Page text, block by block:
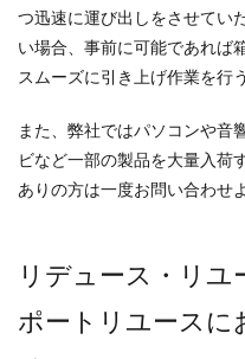
つ迅速に運び出しをさせてい
い場合、事前に可能であれば
スムーズに引き上げ作業を行
また、弊社ではパソコンや音
ビなど一部の製品を大量入荷
ありの方は一度お問い合わせ
リデュース・リ
ポートリユースに